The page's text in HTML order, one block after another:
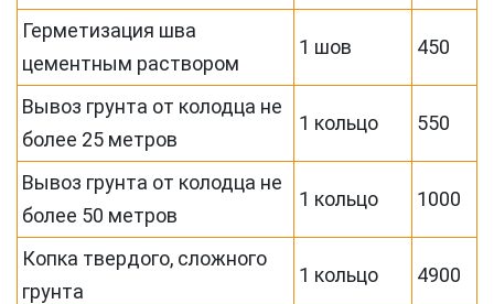
Герметизация шва
цементным раствором
1 шов 450
Вывоз грунта от колодца не
более 25 метров
1 кольцо 550
Вывоз грунта от колодца не
более 50 метров
1 кольцо 1000
Копка твердого, сложного
грунта
1 кольцо 4900